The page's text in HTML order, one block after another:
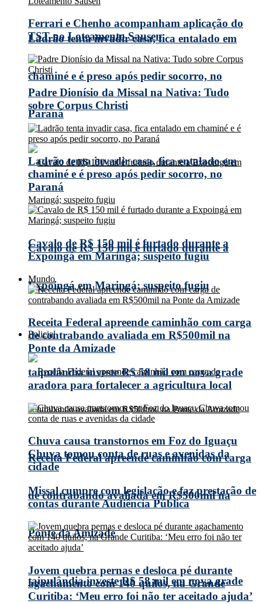
Ladrão tenta invadir casa, fica entalado em
chaminé e é preso após pedir socorro, no
Paraná
Cavalo de R$ 150 mil é furtado durante a
Expoingá em Maringá; suspeito fugiu
Policial
Receita Federal apreende caminhão com carga
de contrabando avaliada em R$500mil na
Ponte da Amizade
taipulândia investe R$ 58 mil em nova grade
Ferrari e Chenho acompanham aplicação do
TST no Loteamento Sausen
Padre Dionísio da Missal na Nativa: Tudo
sobre Corpus Christi
Ladrão tenta invadir casa, fica entalado em
chaminé e é preso após pedir socorro, no
Paraná
Cavalo de R$ 150 mil é furtado durante a
Expoingá em Maringá; suspeito fugiu
Mundo
Receita Federal apreende caminhão com carga
de contrabando avaliada em R$500mil na
Ponte da Amizade
taipulândia investe R$ 58 mil em nova grade
aradora para fortalecer a agricultura local
Chuva causa transtornos em Foz do Iguaçu
Chuva tomou conta de ruas e avenidas da
cidade
Missal cumpre com legislação e faz prestação de
contas durante Audiência Pública
Jovem quebra pernas e desloca pé durante
agachamento com 140 quilos, na Grande
Curitiba: ‘Meu erro foi não ter aceitado ajuda’